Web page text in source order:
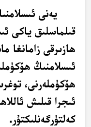
يەنى
قىلماسلىق ياكى
ھازىرقى زامانغا
ئىسلامنىڭ
ھۆكۈملەرنى،
ئىجرا قىلىش
كەلتۈرگەنلىكتۇر.